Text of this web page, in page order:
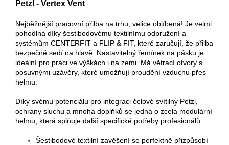
Petzl - Vertex Vent
Nejběžnější pracovní přilba na trhu, velice oblíbená! Je velmi
pohodlná díky šestibodovému textilnímu odpružení a
systémům CENTERFIT a FLIP & FIT, které zaručují, že přilba
bezpečně sedí na hlavě. Nastavitelný řemínek na pásku je
ideální pro práci ve výškách i na zemi. Má větrací otvory s
posuvnými uzávěry, které umožňují proudění vzduchu přes
helmu.
Díky svému potenciálu pro integraci čelové svítilny Petzl,
ochrany sluchu a mnoha doplňků se jedná o zcela modulární
helmu, která splňuje další specifické potřeby profesionálů.
Šestibodové textilní zavěšení se perfektně přizpůsobí